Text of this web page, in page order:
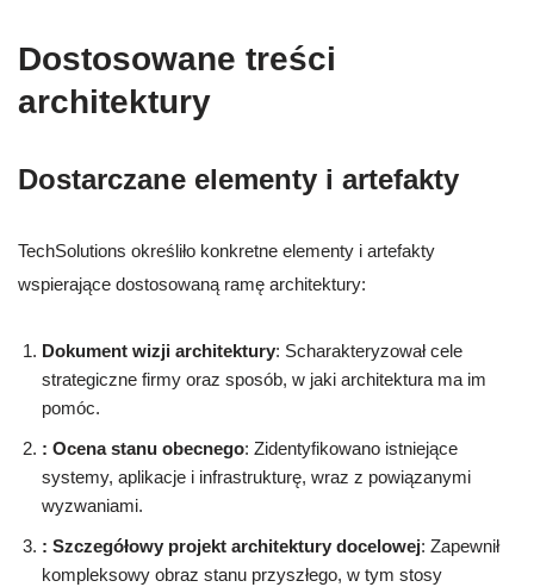
Dostosowane treści
architektury
Dostarczane elementy i artefakty
TechSolutions określiło konkretne elementy i artefakty
wspierające dostosowaną ramę architektury:
Dokument wizji architektury: Scharakteryzował cele
strategiczne firmy oraz sposób, w jaki architektura ma im
pomóc.
: Ocena stanu obecnego: Zidentyfikowano istniejące
systemy, aplikacje i infrastrukturę, wraz z powiązanymi
wyzwaniami.
: Szczegółowy projekt architektury docelowej: Zapewnił
kompleksowy obraz stanu przyszłego, w tym stosy